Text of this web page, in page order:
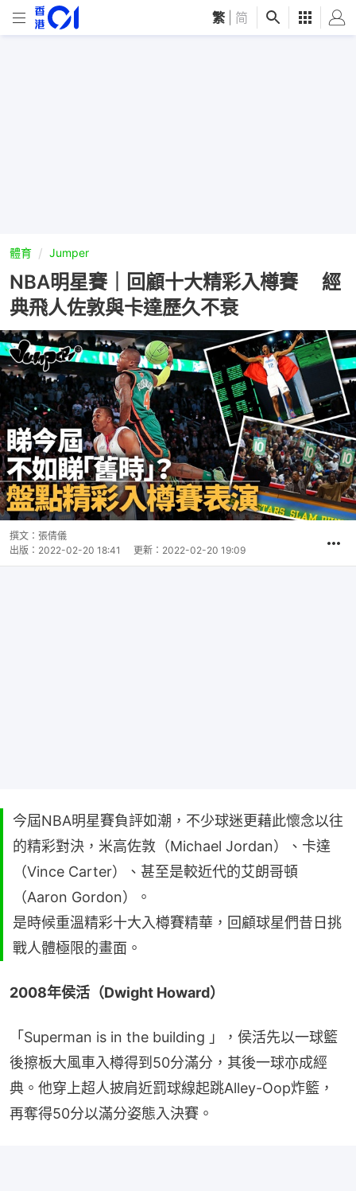
繁 简
體育 Jumper
NBA明星賽｜回顧十大精彩入樽賽 經
典飛人佐敦與卡達歷久不衰
撰文： 張倩儀
出版： 2022-02-20 18:41 更新： 2022-02-20 19:09
今屆NBA明星賽負評如潮，不少球迷更藉此懷念以往
的精彩對決，米高佐敦（Michael Jordan）、卡達
（Vince Carter）、甚至是較近代的艾朗哥頓
（Aaron Gordon）。
是時候重溫精彩十大入樽賽精華，回顧球星們昔日挑
戰人體極限的畫面。
2008年侯活（Dwight Howard）
「Superman is in the building 」，侯活先以一球籃
後擦板大風車入樽得到50分滿分，其後一球亦成經
典。他穿上超人披肩近罰球線起跳Alley-Oop炸籃，
再奪得50分以滿分姿態入決賽。